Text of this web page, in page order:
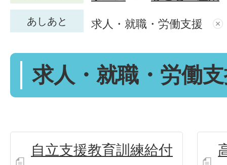
あしあと 求人・就職・労働支援
求人・就職・労働
自立支援教育訓練給付